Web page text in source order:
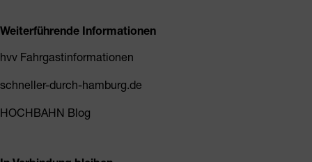
Weiterführende Informationen
hvv Fahrgastinformationen
schneller-durch-hamburg.de
HOCHBAHN Blog